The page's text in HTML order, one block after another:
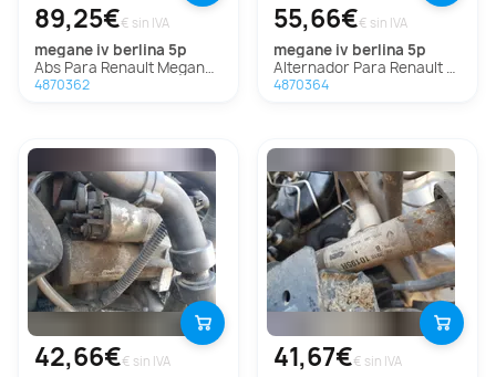
89,25€€ sin IVA
megane iv berlina 5p
Abs Para Renault Megane Iv Berlina 5P
4870362
55,66€€ sin IVA
megane iv berlina 5p
Alternador Para Renault Megane Iv Berlina 5P
4870364
42,66€€ sin IVA 41,67€€ sin IVA